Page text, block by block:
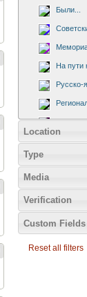
Были...
На пути
Русско-
Русско-
Location
Type
Media
Verification
Custom Fields
Reset all filters